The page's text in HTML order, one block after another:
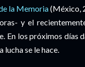
la Memoria(México,
y el
En los próximos días
se le hace.